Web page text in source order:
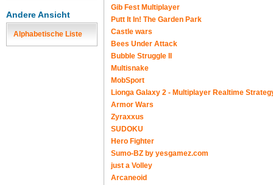
Andere Ansicht
Alphabetische Liste
Gib Fest Multiplayer
Putt It In! The Garden Park
Castle wars
Bees Under Attack
Bubble Struggle II
Multisnake
MobSport
Lionga Galaxy 2 - Multiplayer Realtime
Armor Wars
Zyraxxus
SUDOKU
Hero Fighter
Sumo-BZ by yesgamez.com
just a Volley
Arcaneoid